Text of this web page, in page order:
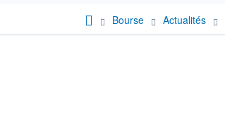
Bourse Actualités